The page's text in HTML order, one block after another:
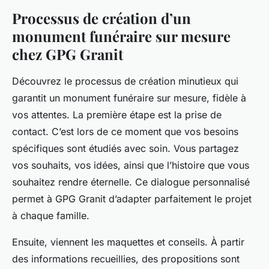
Processus de création d’un
monument funéraire sur mesure
chez GPG Granit
Découvrez le processus de création minutieux qui
garantit un monument funéraire sur mesure, fidèle à
vos attentes. La première étape est la prise de
contact. C’est lors de ce moment que vos besoins
spécifiques sont étudiés avec soin. Vous partagez
vos souhaits, vos idées, ainsi que l’histoire que vous
souhaitez rendre éternelle. Ce dialogue personnalisé
permet à GPG Granit d’adapter parfaitement le projet
à chaque famille.
Ensuite, viennent les maquettes et conseils. À partir
des informations recueillies, des propositions sont